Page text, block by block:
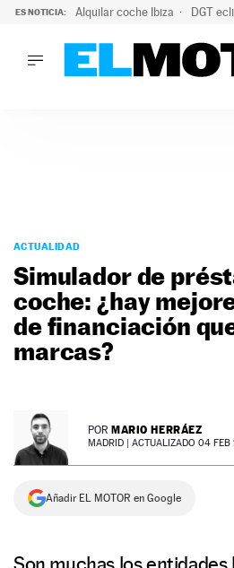
ES NOTICIA: Alquilar coche Ibiza DGT
PODCAST
MOTOS
TECNOLOGÍA
SUPERCOCHES
NEWSLETTER
ACTUALIDAD
Simulador de
coche: ¿hay
de financiación
marcas?
POR MARIO HERRÁEZ
MADRID | ACTUALIZADO 04 FEB
Añadir EL MOTOR en Google